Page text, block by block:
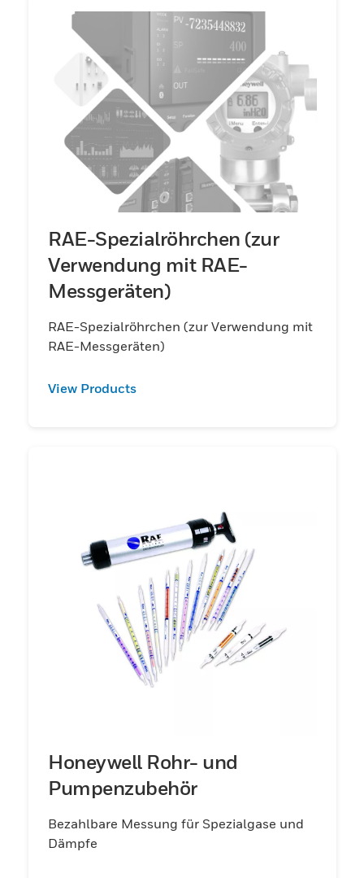
RAE-Spezialröhrchen (zur
Verwendung mit RAE-
Messgeräten)
RAE-Spezialröhrchen (zur Verwendung mit
RAE-Messgeräten)
View Products
Honeywell Rohr- und
Pumpenzubehör
Bezahlbare Messung für Spezialgase und
Dämpfe